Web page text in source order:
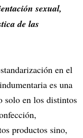
sexual,
de las
en el
es una
solo en los distintos
productos sino,